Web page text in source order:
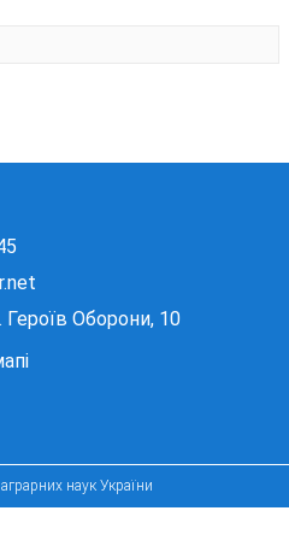
Героїв Оборони, 10
наук України